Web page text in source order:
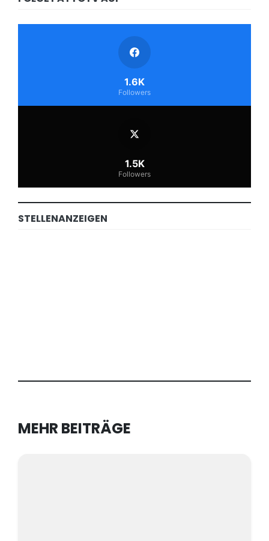
1.6K
Followers
1.5K
Followers
STELLENANZEIGEN
MEHR BEITRÄGE